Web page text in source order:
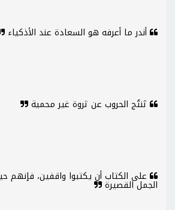
أندر ما أعرفه هو السعادة عند الأذكياء
تَنتُج الحروب عن ثروة غير محمية
على الكتاب أن يكتبوا واقفين، فإنهم
الجمل القصيرة